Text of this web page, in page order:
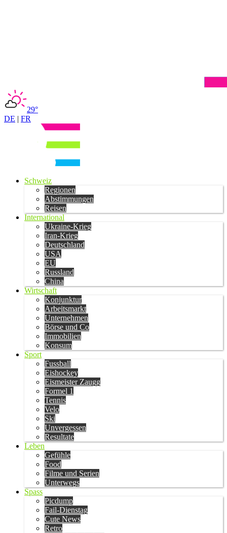
29°
DE | FR
Schweiz
Regionen
Abstimmungen
Reisen
International
Ukraine-Krieg
Iran-Krieg
Deutschland
USA
EU
Russland
China
Wirtschaft
Konjunktur
Arbeitsmarkt
Unternehmen
Börse und Co
Immobilien
Konsum
Sport
Fussball
Eishockey
Eismeister Zaugg
Formel 1
Tennis
Velo
Ski
Unvergessen
Resultate
Leben
Gefühle
Food
Filme und Serien
Unterwegs
Spass
Picdump
Fail-Dienstag
Cute News
Retro